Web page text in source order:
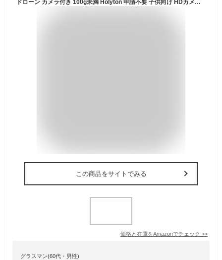
ドローン カメラ付き 100g未満 Holyton 申請不要 子供向け HDカメラ 小型 クリスマスプレゼント 折りたたみ式 初心者向け バッテリー2個 操作時間22分 カメラ角度90°調整可能 リアルタイム 高速旋回モード ホバリングモード ヘッドレスモード 2.4GHz 国内認証済み D70
この商品をサイトでみる
価格と在庫をAmazonでチェック >>
グラスマン(60代・男性)